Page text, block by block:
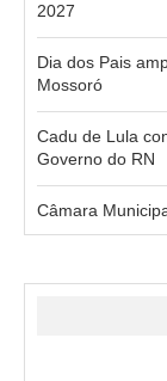
2027
Dia dos Pais
Mossoró
Cadu de Lula
Governo do RN
Câmara